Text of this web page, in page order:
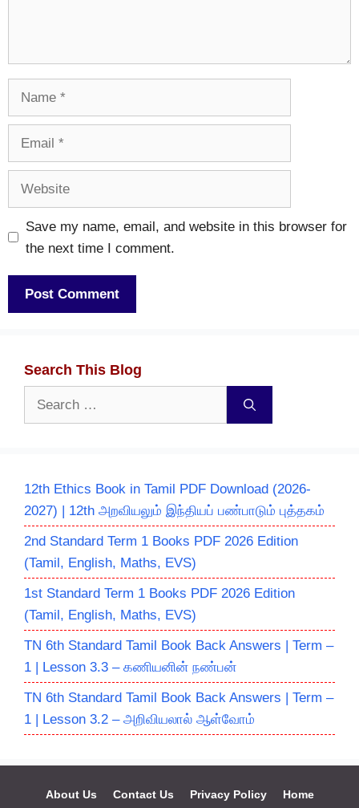
Save my name, email, and website in this browser for
the next time I comment.
Search This Blog
Search
12th Ethics Book in Tamil PDF Download (2026-
2027) | 12th அறவியலும் இந்தியப் பண்பாடும் புத்தகம்
2nd Standard Term 1 Books PDF 2026 Edition
(Tamil, English, Maths, EVS)
1st Standard Term 1 Books PDF 2026 Edition
(Tamil, English, Maths, EVS)
TN 6th Standard Tamil Book Back Answers | Term –
1 | Lesson 3.3 – கணியனின் நண்பன்
TN 6th Standard Tamil Book Back Answers | Term –
1 | Lesson 3.2 – அறிவியலால் ஆள்வோம்
About Us Contact Us Privacy Policy Home